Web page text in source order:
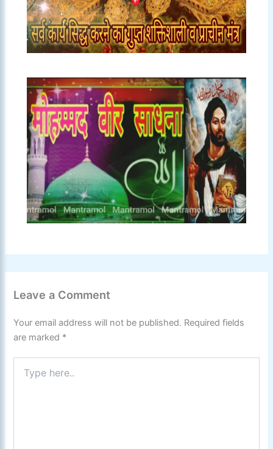
Leave a Comment
Your email address will not be published. Required fields
are marked *
here..